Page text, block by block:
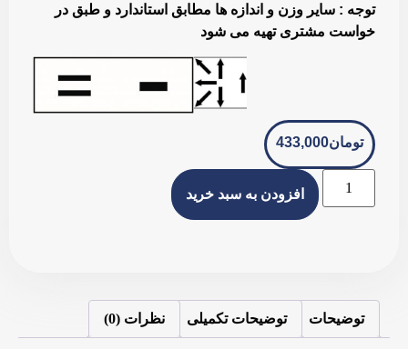
توجه : سایر وزن و اندازه ها مطابق استاندارد و طبق در
خواست مشتری تهیه می شود
تومان433,000
افزودن به سبد خرید
توضیحات توضیحات تکمیلی نظرات (0)